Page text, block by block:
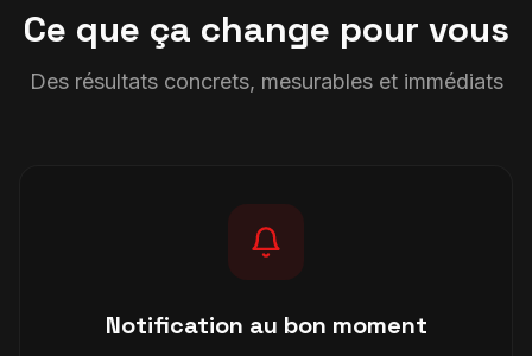
Ce que ça change pour vous
Des résultats concrets, mesurables et immédiats
Notification au bon moment